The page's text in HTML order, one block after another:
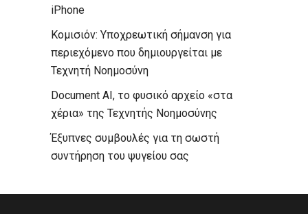
iPhone
Κομισιόν: Υποχρεωτική σήμανση για
περιεχόμενο που δημιουργείται με
Τεχνητή Νοημοσύνη
Document AI, το φυσικό αρχείο «στα
χέρια» της Τεχνητής Νοημοσύνης
Έξυπνες συμβουλές για τη σωστή
συντήρηση του ψυγείου σας